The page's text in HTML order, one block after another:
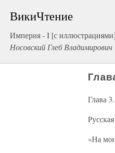
ВикиЧтение
Империя - I [с иллюстрациями]
Носовский Глеб Владимирович
Глава 3.
«На